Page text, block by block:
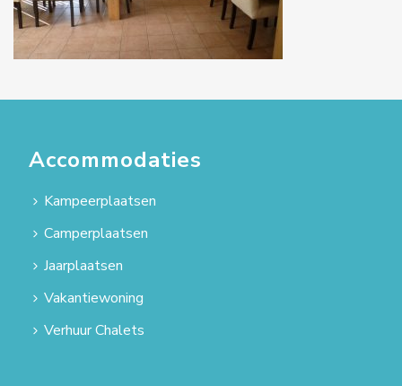
Accommodaties
Kampeerplaatsen
Camperplaatsen
Jaarplaatsen
Vakantiewoning
Verhuur Chalets